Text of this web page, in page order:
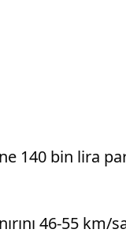
140 bin lira
46-55 km/